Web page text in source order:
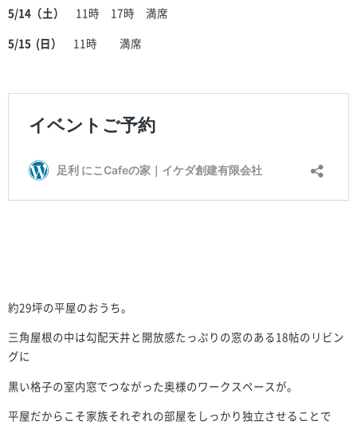
5/14（土）
11時 17時 満席
5/15 (日） 11時 満席
約29坪の平屋のおうち。
三角屋根の中は勾配天井と開放感たっぷりの窓のある18帖のリビン
グに
黒い格子の室内窓でつながった奥様のワークスペースが。
平屋だからこそ家族それぞれの部屋をしっかり独立させることで